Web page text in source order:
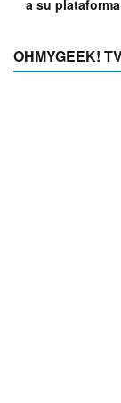
a su
OHMYGEEK!